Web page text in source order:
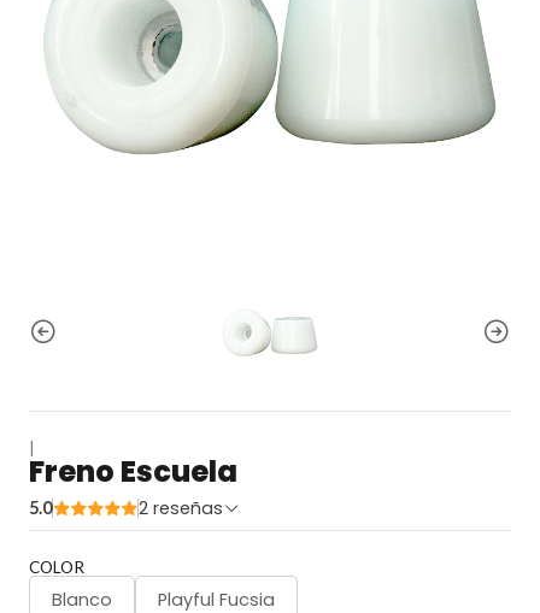
Freno Escuela
5.0 2 reseñas
COLOR
Blanco Playful Fucsia